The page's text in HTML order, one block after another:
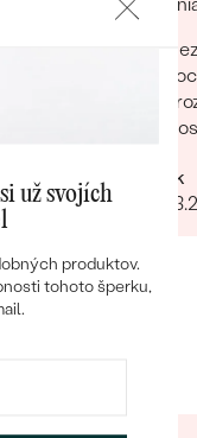
recenziu
Patrik
už svojích
produktov.
tohoto šperku,